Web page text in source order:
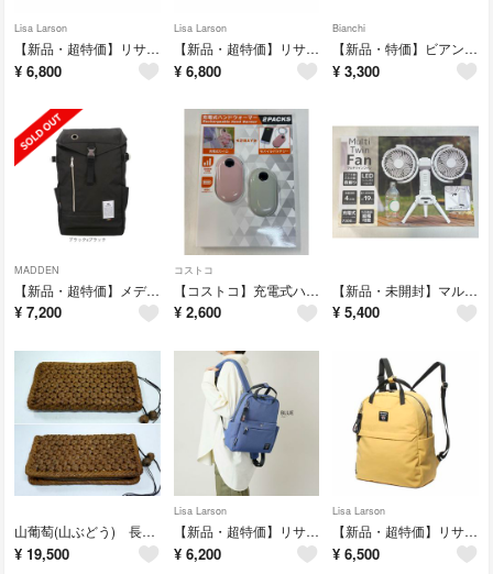
Lisa Larson
【新品・超特価】リサラーソン ラウンドファスナー長財布 LTLM-02
¥ 6,800
Lisa Larson
【新品・超特価】リサラーソン ラウンドファスナー長財布 LTLY-02
¥ 6,800
Bianchi
【新品・特価】ビアンキ ドンナ Donna 三つ折り財布 BDKA-01 N
¥ 3,300
MADDEN
【新品・超特価】メデン 大容量 バックパック リュック NMTC-04 ビアンキ
¥ 7,200
コストコ
【コストコ】充電式ハンドウォーマー 充電式カイロ モバイルバッテリー 2個セット
¥ 2,600
【新品・未開封】マルチツインファン コンパクト扇風機 コードレス STF-73G
¥ 5,400
山葡萄(山ぶどう) 長財布 六角花編み 最高級天然素材 バッグ 3年保証 半額
¥ 19,500
Lisa Larson
【新品・超特価】リサラーソン リュック／バックパック LTPK-12 BL
¥ 6,200
Lisa Larson
【新品・超特価】リサラーソン ラウンド型リュック LTPK-04 BG
¥ 6,500